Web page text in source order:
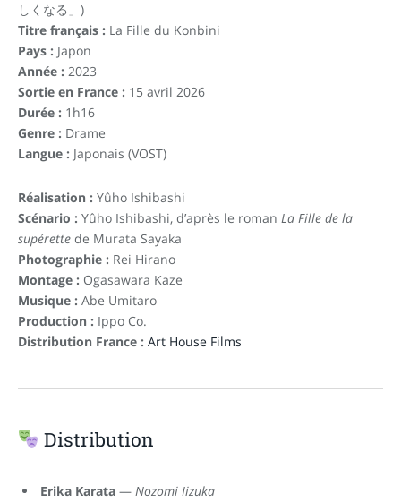
しくなる」)
Titre français : La Fille du Konbini
Pays : Japon
Année : 2023
Sortie en France : 15 avril 2026
Durée : 1h16
Genre : Drame
Langue : Japonais (VOST)
Réalisation : Yûho Ishibashi
Scénario : Yûho Ishibashi, d’après le roman La Fille de la
supérette de Murata Sayaka
Photographie : Rei Hirano
Montage : Ogasawara Kaze
Musique : Abe Umitaro
Production : Ippo Co.
Distribution France : Art House Films
Distribution
Erika Karata — Nozomi Iizuka